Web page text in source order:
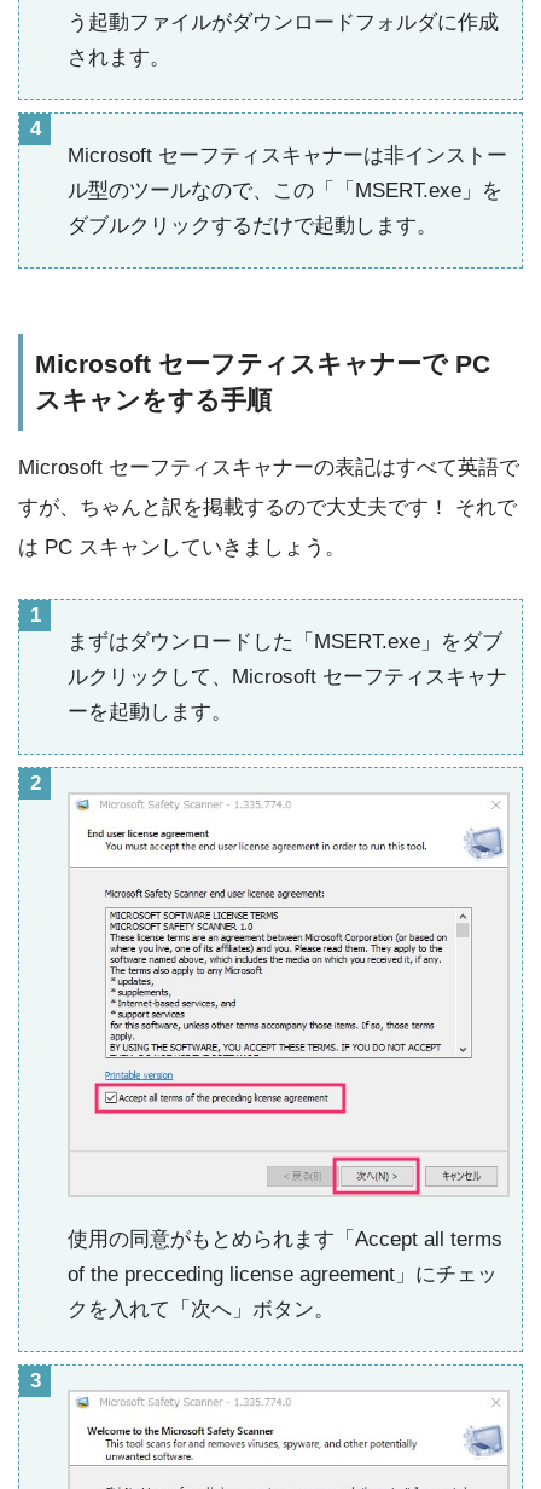
う起動ファイルがダウンロードフォルダに作成
されます。
Microsoft セーフティスキャナーは非インストー
ル型のツールなので、この「「MSERT.exe」を
ダブルクリックするだけで起動します。
Microsoft セーフティスキャナーで PC
スキャンをする手順
Microsoft セーフティスキャナーの表記はすべて英語で
すが、ちゃんと訳を掲載するので大丈夫です！ それで
は PC スキャンしていきましょう。
まずはダウンロードした「MSERT.exe」をダブ
ルクリックして、Microsoft セーフティスキャナ
ーを起動します。
使用の同意がもとめられます「Accept all terms
of the precceding license agreement」にチェッ
クを入れて「次へ」ボタン。